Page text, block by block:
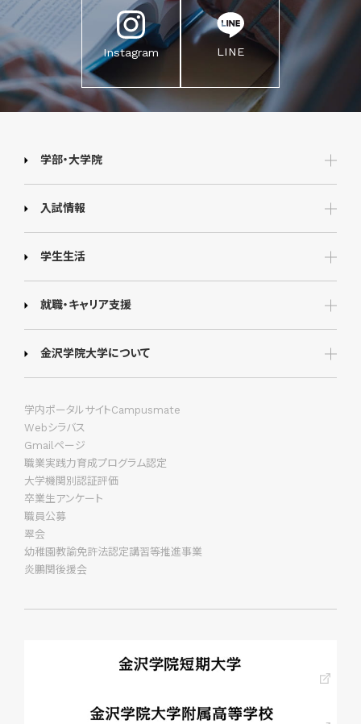
Instagram LINE
学部・大学院
入試情報
学生生活
就職・キャリア支援
金沢学院大学について
学内ポータルサイトCampusmate
Webシラバス
Gmailページ
職業実践力育成プログラム認定
大学機関別認証評価
卒業生アンケート
職員公募
翠会
幼稚園教諭免許法認定講習等推進事業
炎鵬関後援会